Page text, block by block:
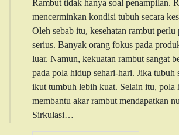
Rambut tidak hanya soal penampilan.
mencerminkan kondisi tubuh secara
Oleh sebab itu, kesehatan rambut perlu
serius. Banyak orang fokus pada
luar. Namun, kekuatan rambut sangat
pada pola hidup sehari-hari. Jika tubuh
ikut tumbuh lebih kuat. Selain itu, pola
membantu akar rambut mendapatkan
Sirkulasi…